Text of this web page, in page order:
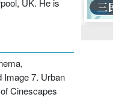
UK. He is
Image 7. Urban
Cinescapes